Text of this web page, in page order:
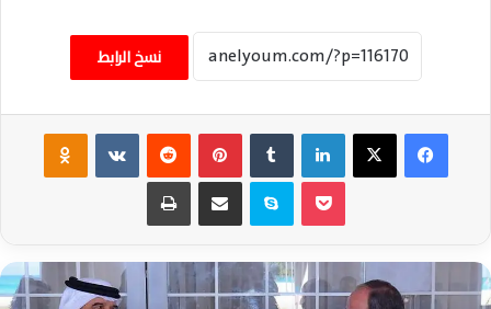
نسخ الرابط
فيسبوك ‫X لينكدإن بينتيريست ‏VKontakte
سكايب مشاركة عبر البريد طباعة